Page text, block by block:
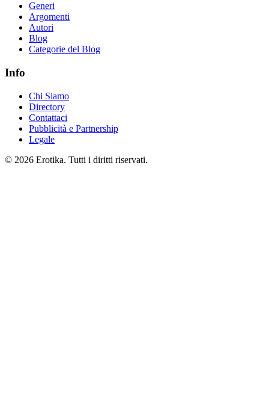
Generi
Argomenti
Autori
Blog
Categorie del Blog
Info
Chi Siamo
Directory
Contattaci
Pubblicità e Partnership
Legale
© 2026 Erotika. Tutti i diritti riservati.